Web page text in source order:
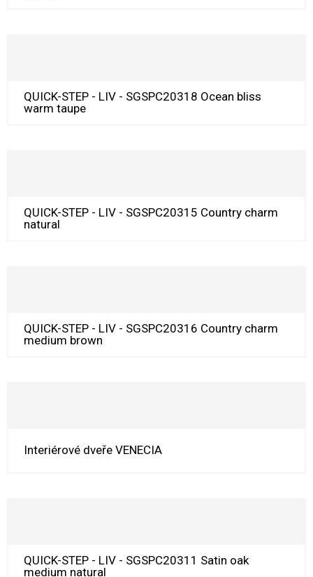
QUICK-STEP - LIV - SGSPC20318 Ocean bliss
warm taupe
QUICK-STEP - LIV - SGSPC20315 Country charm
natural
QUICK-STEP - LIV - SGSPC20316 Country charm
medium brown
Interiérové dveře VENECIA
QUICK-STEP - LIV - SGSPC20311 Satin oak
medium natural